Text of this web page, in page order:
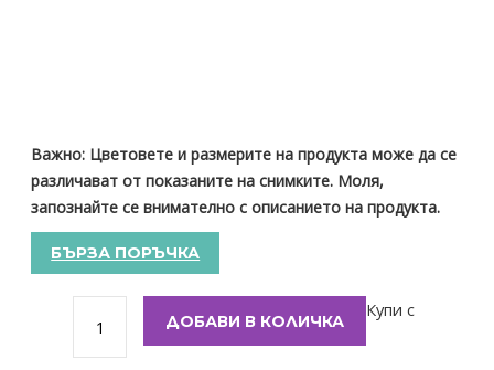
Важно: Цветовете и размерите на продукта може да се
различават от показаните на снимките. Моля,
запознайте се внимателно с описанието на продукта.
БЪРЗА ПОРЪЧКА
ДОБАВИ В КОЛИЧКА
Купи с